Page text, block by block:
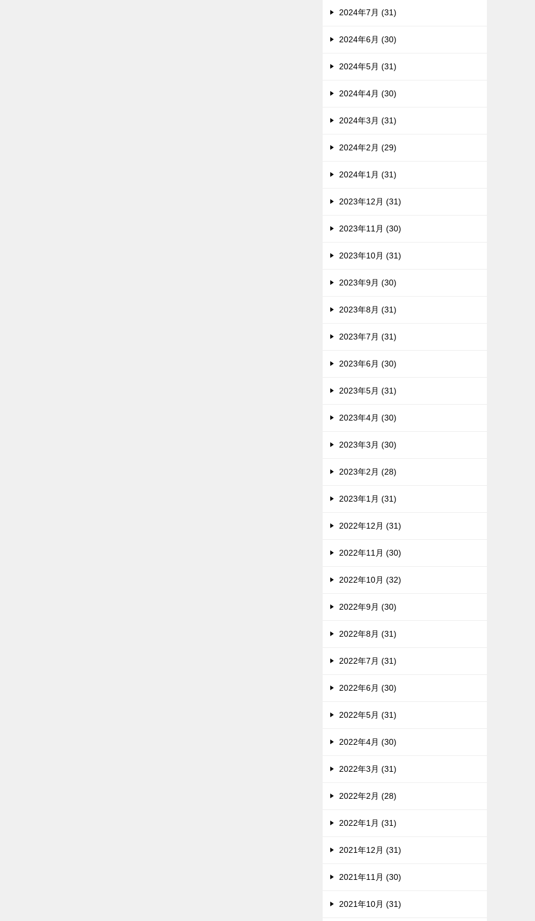
2024年7月 (31)
2024年6月 (30)
2024年5月 (31)
2024年4月 (30)
2024年3月 (31)
2024年2月 (29)
2024年1月 (31)
2023年12月 (31)
2023年11月 (30)
2023年10月 (31)
2023年9月 (30)
2023年8月 (31)
2023年7月 (31)
2023年6月 (30)
2023年5月 (31)
2023年4月 (30)
2023年3月 (30)
2023年2月 (28)
2023年1月 (31)
2022年12月 (31)
2022年11月 (30)
2022年10月 (32)
2022年9月 (30)
2022年8月 (31)
2022年7月 (31)
2022年6月 (30)
2022年5月 (31)
2022年4月 (30)
2022年3月 (31)
2022年2月 (28)
2022年1月 (31)
2021年12月 (31)
2021年11月 (30)
2021年10月 (31)